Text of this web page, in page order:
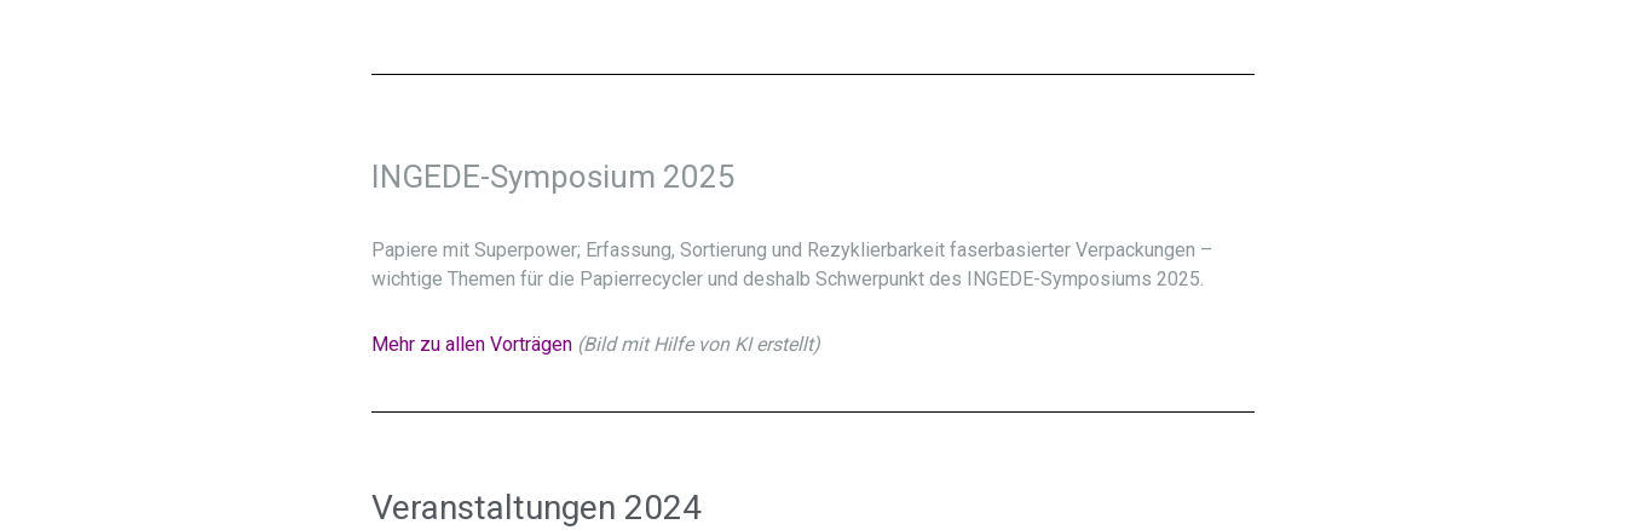
INGEDE-Symposium 2025
Papiere mit Superpower; Erfassung, Sortierung und Rezyklierbarkeit faserbasierter Verpackungen –
wichtige Themen für die Papierrecycler und deshalb Schwerpunkt des INGEDE-Symposiums 2025.
Mehr zu allen Vorträgen (Bild mit Hilfe von KI erstellt)
Veranstaltungen 2024